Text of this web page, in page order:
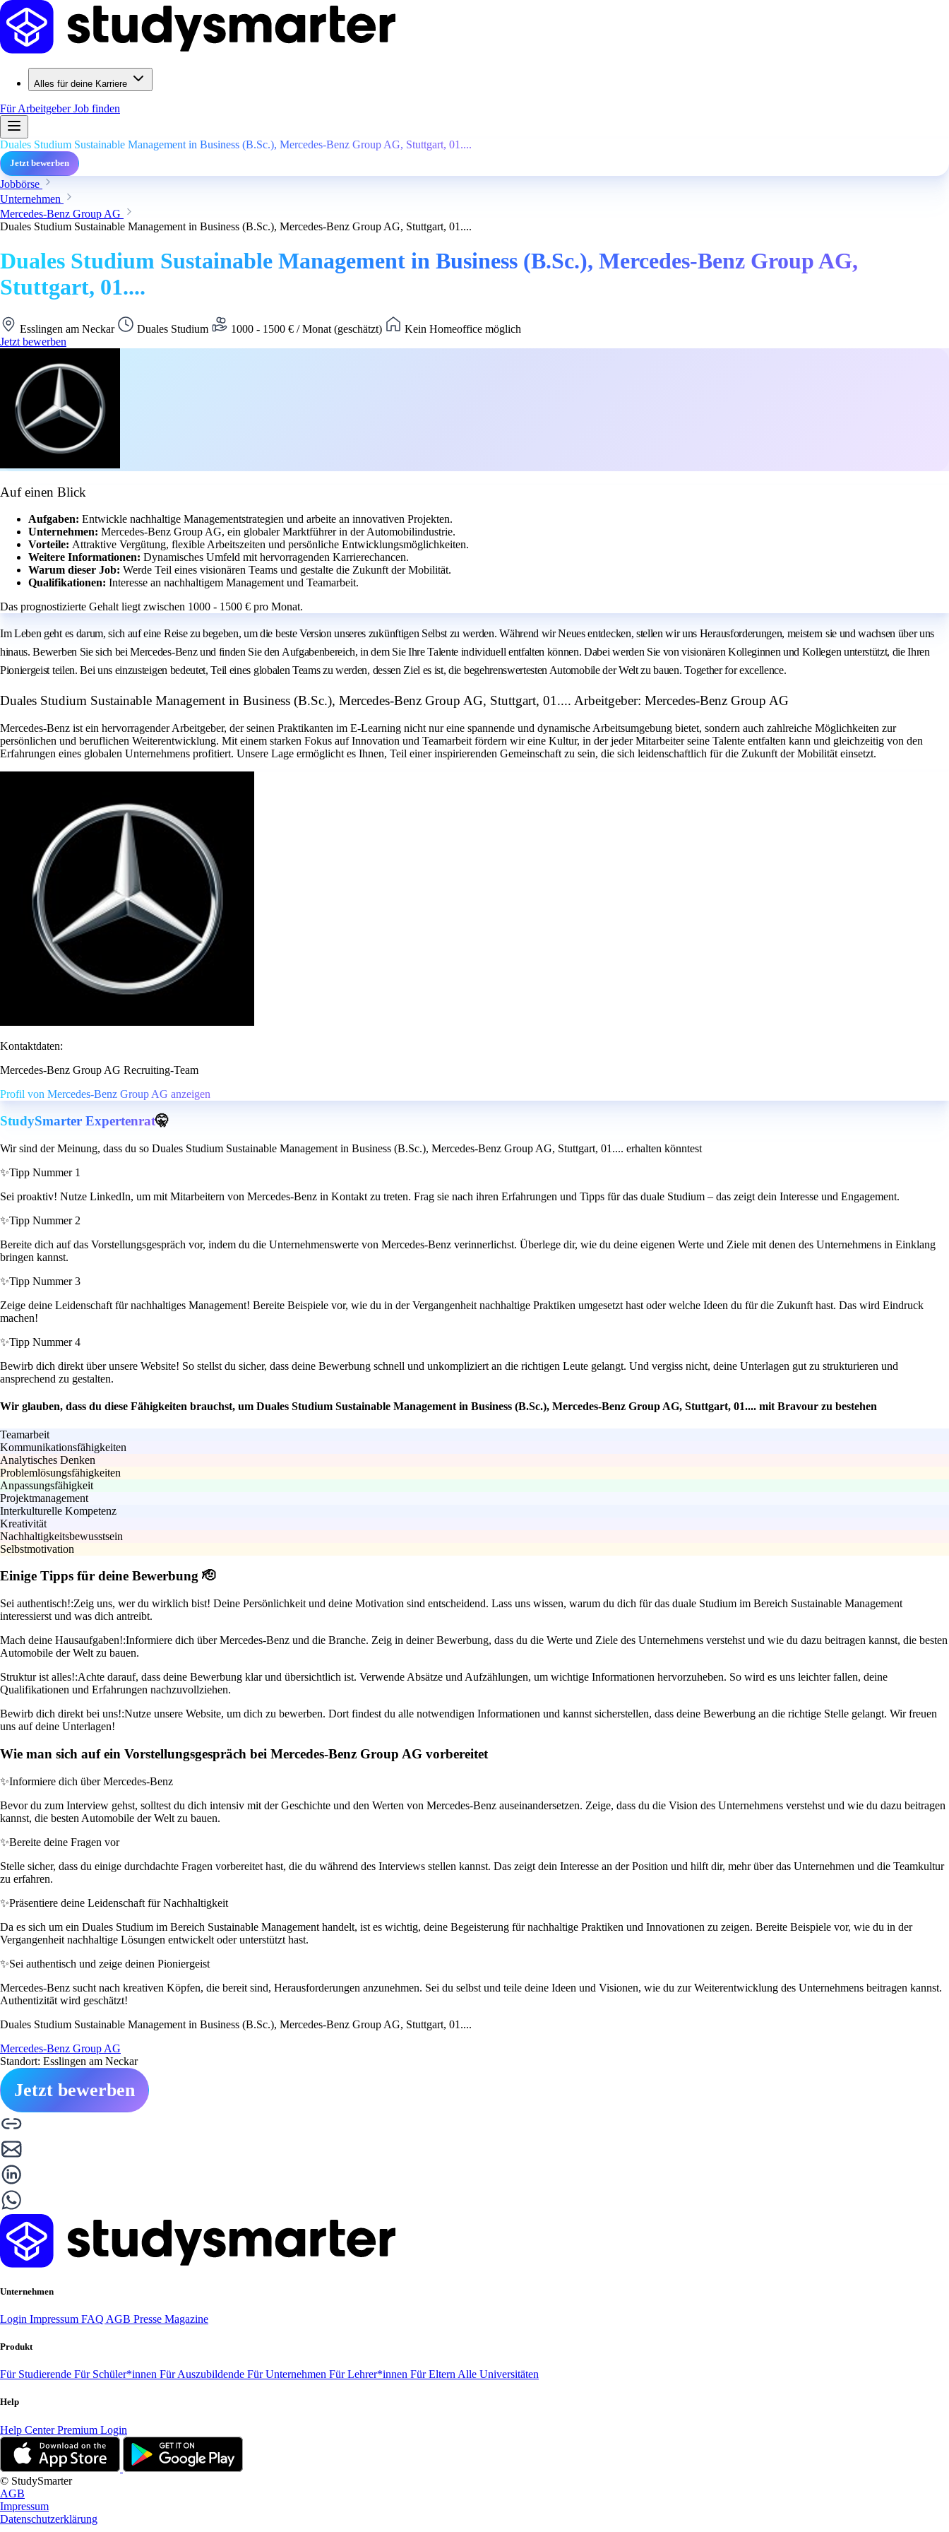
Alles für deine Karriere
Für ArbeitgeberJob finden
Duales Studium Sustainable Management in Business (B.Sc.), Mercedes-Benz Group AG, Stuttgart, 01....
Jetzt bewerben
Jobbörse
Unternehmen
Mercedes-Benz Group AG
Duales Studium Sustainable Management in Business (B.Sc.), Mercedes-Benz Group AG, Stuttgart, 01....
Duales Studium Sustainable Management in Business (B.Sc.), Mercedes-Benz Group AG,
Stuttgart, 01....
Esslingen am Neckar Duales Studium 1000 - 1500 € / Monat (geschätzt)
Kein Homeoffice möglich
Jetzt bewerben
Auf einen Blick
Aufgaben: Entwickle nachhaltige Managementstrategien und arbeite an innovativen Projekten.
Unternehmen: Mercedes-Benz Group AG, ein globaler Marktführer in der Automobilindustrie.
Vorteile: Attraktive Vergütung, flexible Arbeitszeiten und persönliche Entwicklungsmöglichkeiten.
Weitere Informationen: Dynamisches Umfeld mit hervorragenden Karrierechancen.
Warum dieser Job: Werde Teil eines visionären Teams und gestalte die Zukunft der Mobilität.
Qualifikationen: Interesse an nachhaltigem Management und Teamarbeit.
Das prognostizierte Gehalt liegt zwischen 1000 - 1500 € pro Monat.
Im Leben geht es darum, sich auf eine Reise zu begeben, um die beste Version unseres zukünftigen Selbst zu werden. Während wir Neues entdecken, stellen wir uns Herausforderungen, meistern sie und wachsen über uns
hinaus. Bewerben Sie sich bei Mercedes-Benz und finden Sie den Aufgabenbereich, in dem Sie Ihre Talente individuell entfalten können. Dabei werden Sie von visionären Kolleginnen und Kollegen unterstützt, die Ihren
Pioniergeist teilen. Bei uns einzusteigen bedeutet, Teil eines globalen Teams zu werden, dessen Ziel es ist, die begehrenswertesten Automobile der Welt zu bauen. Together for excellence.
Duales Studium Sustainable Management in Business (B.Sc.), Mercedes-Benz Group AG, Stuttgart, 01.... Arbeitgeber: Mercedes-Benz Group AG
Mercedes-Benz ist ein hervorragender Arbeitgeber, der seinen Praktikanten im E-Learning nicht nur eine spannende und dynamische Arbeitsumgebung bietet, sondern auch zahlreiche Möglichkeiten zur
persönlichen und beruflichen Weiterentwicklung. Mit einem starken Fokus auf Innovation und Teamarbeit fördern wir eine Kultur, in der jeder Mitarbeiter seine Talente entfalten kann und gleichzeitig von den
Erfahrungen eines globalen Unternehmens profitiert. Unsere Lage ermöglicht es Ihnen, Teil einer inspirierenden Gemeinschaft zu sein, die sich leidenschaftlich für die Zukunft der Mobilität einsetzt.
Kontaktdaten:
Mercedes-Benz Group AG Recruiting-Team
Profil von Mercedes-Benz Group AG anzeigen
StudySmarter Expertenrat🤫
Wir sind der Meinung, dass du so Duales Studium Sustainable Management in Business (B.Sc.), Mercedes-Benz Group AG, Stuttgart, 01.... erhalten könntest
✨Tipp Nummer 1
Sei proaktiv! Nutze LinkedIn, um mit Mitarbeitern von Mercedes-Benz in Kontakt zu treten. Frag sie nach ihren Erfahrungen und Tipps für das duale Studium – das zeigt dein Interesse und Engagement.
✨Tipp Nummer 2
Bereite dich auf das Vorstellungsgespräch vor, indem du die Unternehmenswerte von Mercedes-Benz verinnerlichst. Überlege dir, wie du deine eigenen Werte und Ziele mit denen des Unternehmens in Einklang
bringen kannst.
✨Tipp Nummer 3
Zeige deine Leidenschaft für nachhaltiges Management! Bereite Beispiele vor, wie du in der Vergangenheit nachhaltige Praktiken umgesetzt hast oder welche Ideen du für die Zukunft hast. Das wird Eindruck
machen!
✨Tipp Nummer 4
Bewirb dich direkt über unsere Website! So stellst du sicher, dass deine Bewerbung schnell und unkompliziert an die richtigen Leute gelangt. Und vergiss nicht, deine Unterlagen gut zu strukturieren und
ansprechend zu gestalten.
Wir glauben, dass du diese Fähigkeiten brauchst, um Duales Studium Sustainable Management in Business (B.Sc.), Mercedes-Benz Group AG, Stuttgart, 01.... mit Bravour zu bestehen
Teamarbeit
Kommunikationsfähigkeiten
Analytisches Denken
Problemlösungsfähigkeiten
Anpassungsfähigkeit
Projektmanagement
Interkulturelle Kompetenz
Kreativität
Nachhaltigkeitsbewusstsein
Selbstmotivation
Einige Tipps für deine Bewerbung 🫡
Sei authentisch!:Zeig uns, wer du wirklich bist! Deine Persönlichkeit und deine Motivation sind entscheidend. Lass uns wissen, warum du dich für das duale Studium im Bereich Sustainable Management
interessierst und was dich antreibt.
Mach deine Hausaufgaben!:Informiere dich über Mercedes-Benz und die Branche. Zeig in deiner Bewerbung, dass du die Werte und Ziele des Unternehmens verstehst und wie du dazu beitragen kannst, die besten
Automobile der Welt zu bauen.
Struktur ist alles!:Achte darauf, dass deine Bewerbung klar und übersichtlich ist. Verwende Absätze und Aufzählungen, um wichtige Informationen hervorzuheben. So wird es uns leichter fallen, deine
Qualifikationen und Erfahrungen nachzuvollziehen.
Bewirb dich direkt bei uns!:Nutze unsere Website, um dich zu bewerben. Dort findest du alle notwendigen Informationen und kannst sicherstellen, dass deine Bewerbung an die richtige Stelle gelangt. Wir freuen
uns auf deine Unterlagen!
Wie man sich auf ein Vorstellungsgespräch bei Mercedes-Benz Group AG vorbereitet
✨Informiere dich über Mercedes-Benz
Bevor du zum Interview gehst, solltest du dich intensiv mit der Geschichte und den Werten von Mercedes-Benz auseinandersetzen. Zeige, dass du die Vision des Unternehmens verstehst und wie du dazu beitragen
kannst, die besten Automobile der Welt zu bauen.
✨Bereite deine Fragen vor
Stelle sicher, dass du einige durchdachte Fragen vorbereitet hast, die du während des Interviews stellen kannst. Das zeigt dein Interesse an der Position und hilft dir, mehr über das Unternehmen und die Teamkultur
zu erfahren.
✨Präsentiere deine Leidenschaft für Nachhaltigkeit
Da es sich um ein Duales Studium im Bereich Sustainable Management handelt, ist es wichtig, deine Begeisterung für nachhaltige Praktiken und Innovationen zu zeigen. Bereite Beispiele vor, wie du in der
Vergangenheit nachhaltige Lösungen entwickelt oder unterstützt hast.
✨Sei authentisch und zeige deinen Pioniergeist
Mercedes-Benz sucht nach kreativen Köpfen, die bereit sind, Herausforderungen anzunehmen. Sei du selbst und teile deine Ideen und Visionen, wie du zur Weiterentwicklung des Unternehmens beitragen kannst.
Authentizität wird geschätzt!
Duales Studium Sustainable Management in Business (B.Sc.), Mercedes-Benz Group AG, Stuttgart, 01....
Mercedes-Benz Group AG
Standort: Esslingen am Neckar
Jetzt bewerben
Unternehmen
Login Impressum FAQ AGB Presse Magazine
Produkt
Für Studierende Für Schüler*innen Für Auszubildende Für Unternehmen Für Lehrer*innen Für Eltern Alle Universitäten
Help
Help CenterPremium Login
© StudySmarter
AGB
Impressum
Datenschutzerklärung